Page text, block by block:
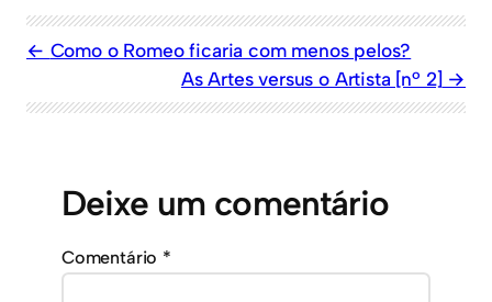
Como o Romeo ficaria com menos pelos?
As Artes versus o Artista [nº 2]
Deixe um comentário
Comentário *